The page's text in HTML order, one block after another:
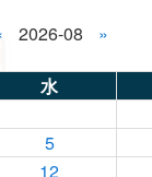
2026-08 »
水
5
12